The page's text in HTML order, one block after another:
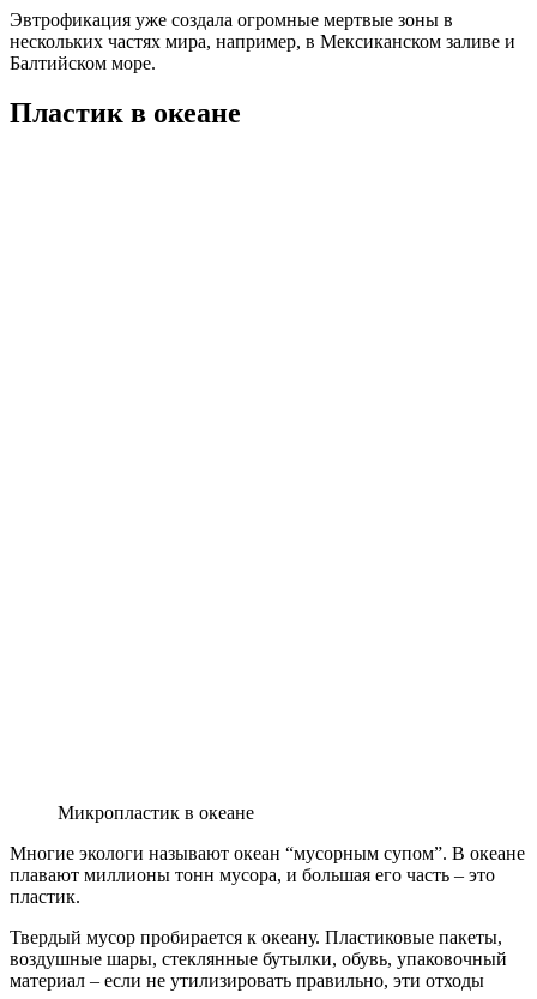
Эвтрофикация уже создала огромные мертвые зоны в
нескольких частях мира, например, в Мексиканском заливе и
Балтийском море.
Пластик в океане
Микропластик в океане
Многие экологи называют океан “мусорным супом”. В океане
плавают миллионы тонн мусора, и большая его часть – это
пластик.
Твердый мусор пробирается к океану. Пластиковые пакеты,
воздушные шары, стеклянные бутылки, обувь, упаковочный
материал – если не утилизировать правильно, эти отходы